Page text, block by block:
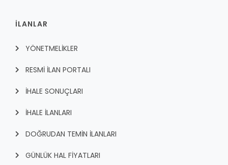
İLANLAR
YÖNETMELİKLER
RESMİ İLAN PORTALI
İHALE SONUÇLARI
İHALE İLANLARI
DOĞRUDAN TEMİN İLANLARI
GÜNLÜK HAL FİYATLARI